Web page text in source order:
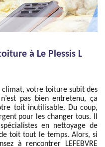
à Le Plessis L
climat, votre toiture subit des
pas bien entretenu, ça
toit inutilisable. Du coup,
pour les changer tous. Il
en nettoyage de
toit tout le temps. Alors, si
à rencontrer LEFEBVRE